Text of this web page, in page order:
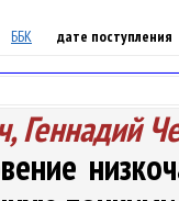
ББК дате поступления
Геннадий